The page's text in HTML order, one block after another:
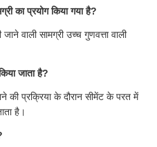
का प्रयोग किया गया है?
वाली सामग्री उच्च गुणवत्ता वाली
जाता है?
की प्रक्रिया के दौरान सीमेंट के परत में
है।